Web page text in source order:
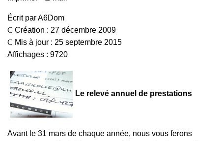
Écrit parA6Dom
Création : 27 décembre 2009
Mis à jour : 25 septembre 2015
Affichages : 9720
Le relevé annuel de prestations
Avant le 31 mars de chaque année, nous vous ferons